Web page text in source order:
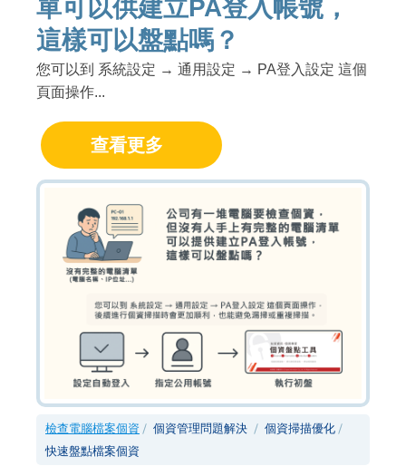
單可以供建立PA登入帳號，
這樣可以盤點嗎？
您可以到 系統設定 → 通用設定 → PA登入設定 這個
頁面操作...
查看更多
檢查電腦檔案個資 個資管理問題解決
個資掃描優化
快速盤點檔案個資